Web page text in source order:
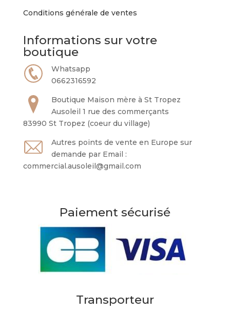
Conditions générale de ventes
Informations sur votre
boutique
Whatsapp
0662316592
Boutique Maison mère à St Tropez
Ausoleil 1 rue des commerçants
83990 St Tropez (coeur du village)
Autres points de vente en Europe sur
demande par Email :
commercial.ausoleil@gmail.com
Paiement sécurisé
Transporteur